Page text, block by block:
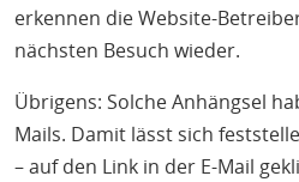
erkennen die Website-
nächsten Besuch wieder.
Übrigens: Solche Anhängsel
Mails. Damit lässt sich
– auf den Link in der E-Mail